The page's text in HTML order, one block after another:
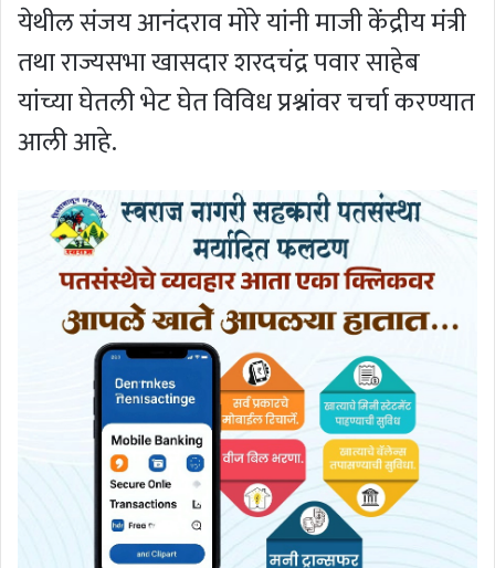
येथील संजय आनंदराव मोरे यांनी माजी केंद्रीय मंत्री
तथा राज्यसभा खासदार शरदचंद्र पवार साहेब
यांच्या घेतली भेट घेत विविध प्रश्नांवर चर्चा करण्यात
आली आहे.